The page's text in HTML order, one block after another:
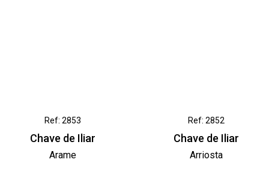
Ref: 2853
Chave de Iliar
Arame
Ref: 2852
Chave de Iliar
Arriosta